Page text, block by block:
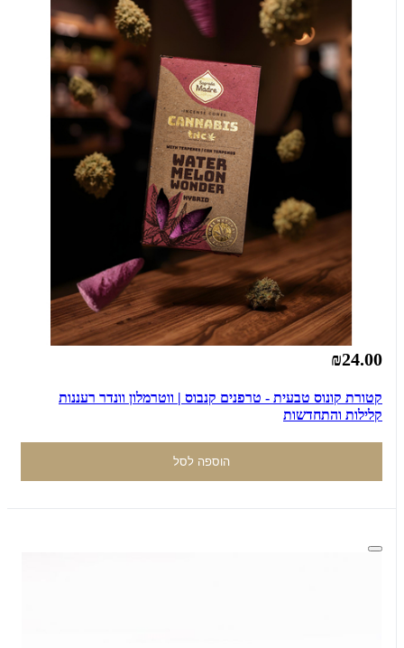
₪24.00
קטורת קונוס טבעית - טרפנים קנבוס | ווטרמלון וונדר רעננות
קלילות והתחדשות
הוספה לסל